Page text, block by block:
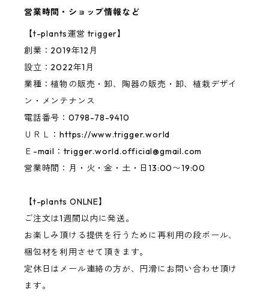
営業時間・ショップ情報など
【t-plants運営 trigger】
創業：2019年12月
設立：2022年1月
業種：植物の販売・卸、陶器の販売・卸、植栽デザイ
ン・メンテナンス
電話番号：0798-78-9410
ＵＲＬ：https://www.trigger.world
Ｅ-mail： trigger.world.official@gmail.com
営業時間：月・火・金・土・日13:00〜19:00
【t-plants ONLNE】
ご注文は1週間以内に発送。
お楽しみ頂ける提供を行うために再利用の段ボール、
梱包材を利用させて頂きます。
定休日はメール連絡の方が、円滑にお問い合わせ頂け
ます。